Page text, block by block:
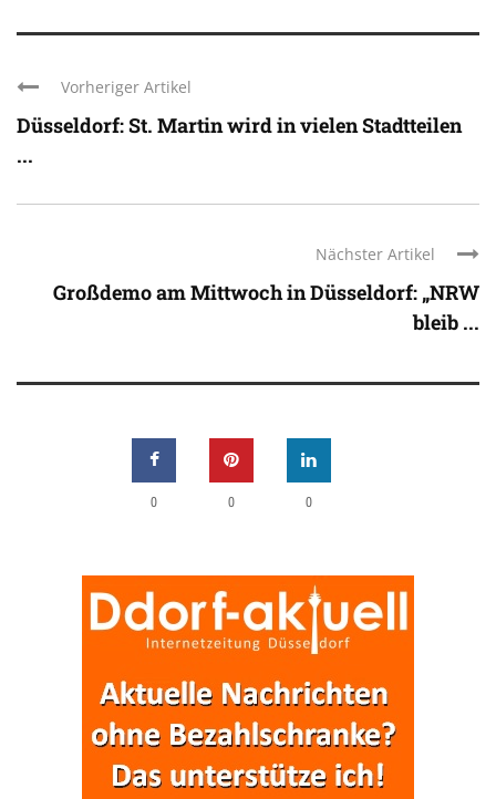
Vorheriger Artikel
Düsseldorf: St. Martin wird in vielen Stadtteilen
...
Nächster Artikel
Großdemo am Mittwoch in Düsseldorf: „NRW
bleib ...
0 0 0